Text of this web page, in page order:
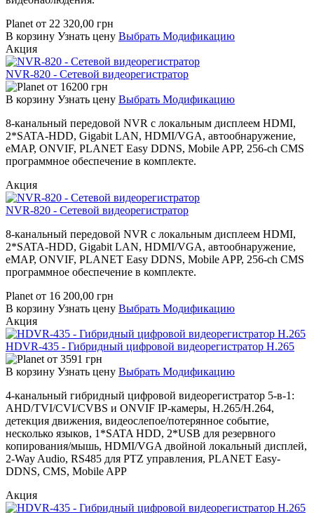
Planet от 22 320,00 грн
В корзину Узнать цену Выбрать Модификацию
Акция
NVR-820 - Сетевой видеорегистратор
от 16200 грн
В корзину Узнать цену Выбрать Модификацию
8-канальный передовой NVR с локальным дисплеем HDMI,
2*SATA-HDD, Gigabit LAN, HDMI/VGA, автообнаружение,
eMAP, ONVIF, PLANET Easy DDNS, Mobile APP, 256-ch CMS
программное обеспечение в комплекте.
Акция
NVR-820 - Сетевой видеорегистратор
8-канальный передовой NVR с локальным дисплеем HDMI,
2*SATA-HDD, Gigabit LAN, HDMI/VGA, автообнаружение,
eMAP, ONVIF, PLANET Easy DDNS, Mobile APP, 256-ch CMS
программное обеспечение в комплекте.
Planet от 16 200,00 грн
В корзину Узнать цену Выбрать Модификацию
Акция
HDVR-435 - Гибридный цифровой видеорегистратор H.265
от 3591 грн
В корзину Узнать цену Выбрать Модификацию
4-канальный гибридный цифровой видеорегистратор 5-в-1:
AHD/TVI/CVI/CVBS и ONVIF IP-камеры, H.265/H.264,
детекция движения, видеослепое/потерянное событие,
несколько языков, 1*SATA HDD, 2*USB для резервного
копирования/мышь, HDMI/VGA двойной локальный дисплей,
2-Way Audio, RS485 для PTZ управления, PLANET Easy-
DDNS, CMS, Mobile APP
Акция